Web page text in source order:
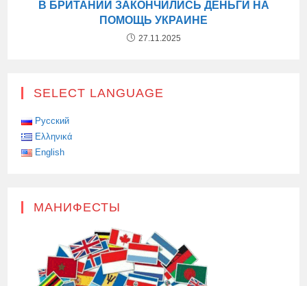
В БРИТАНИИ ЗАКОНЧИЛИСЬ ДЕНЬГИ НА
ПОМОЩЬ УКРАИНЕ
27.11.2025
SELECT LANGUAGE
Русский
Ελληνικά
English
МАНИФЕСТЫ